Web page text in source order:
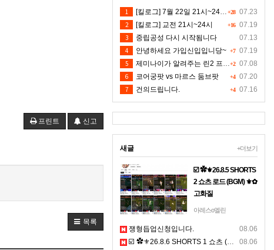
프린트 신고
목록
+28 07.23
1 [킬로그] 7월 22일 21시~24시30분 [수정본]
+16 07.19
2
[킬로그] 교전 21시~24시
07.13
3 중립공성 다시 시작됨니다
+7 07.19
4 안녕하세요 가입신입입니당~
+2 07.08
5 제미나이가 알려주는 린2 프리서버 렉 클라팅김 대처법입니다 저도 신뢰는 안하지만 한번 해보시길 유저분들의 마음입니다 ^^
+4 07.20
6 코어궁팟 vs 마르스 둠브팟
+4 07.16
7 건의드립니다.
+더보기
새글
☑️ ✿⚜26.8.5 SHORTS
2 쇼츠 로드 (BGM) ⚜✿
고화질
☞ 아래 링크 주소를 누
보실수 있으며, ☜
https://youtube.com/shorts/
아레스o엘린
08.06
쟁형듭업신청입니다.
08.06
☑️ ✿⚜26.8.6 SHORTS 1 쇼츠 (BGM) ⚜✿